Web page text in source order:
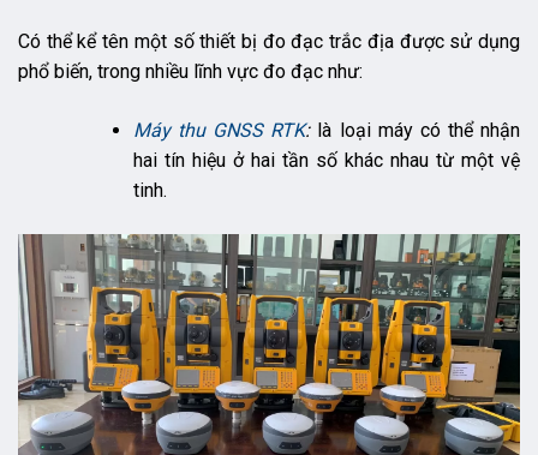
Có thể kể tên một số thiết bị đo đạc trắc địa được sử dụng
phổ biến, trong nhiều lĩnh vực đo đạc như:
Máy thu GNSS RTK:là loại máy có thể nhận
hai tín hiệu ở hai tần số khác nhau từ một vệ
tinh.